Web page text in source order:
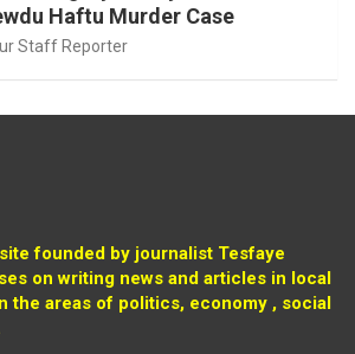
Haftu Murder Case
Staff Reporter
founded by journalist Tesfaye
on writing news and articles in local
the areas of politics, economy , social